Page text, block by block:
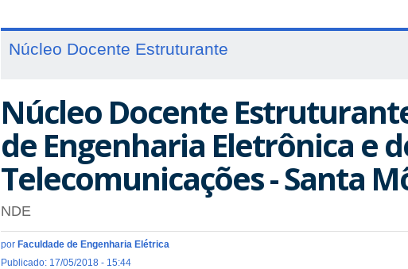
Núcleo Docente Estruturante
Núcleo Docente
de Engenharia Eletrônica e
Telecomunicações - Santa
NDE
por Faculdade de Engenharia Elétrica
Publicado: 17/05/2018 - 15:44